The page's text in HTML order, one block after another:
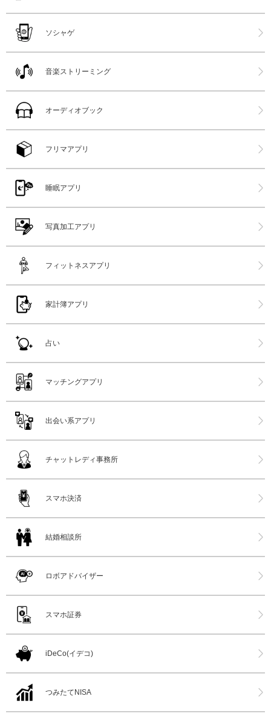
ソシャゲ
音楽ストリーミング
オーディオブック
フリマアプリ
睡眠アプリ
写真加工アプリ
フィットネスアプリ
家計簿アプリ
占い
マッチングアプリ
出会い系アプリ
チャットレディ事務所
スマホ決済
結婚相談所
ロボアドバイザー
スマホ証券
iDeCo(イデコ)
つみたてNISA